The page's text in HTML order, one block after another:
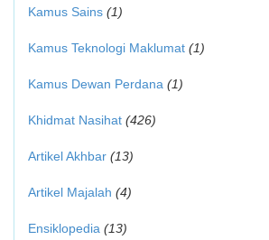
Kamus Sains (1)
Kamus Teknologi Maklumat (1)
Kamus Dewan Perdana (1)
Khidmat Nasihat (426)
Artikel Akhbar (13)
Artikel Majalah (4)
Ensiklopedia (13)